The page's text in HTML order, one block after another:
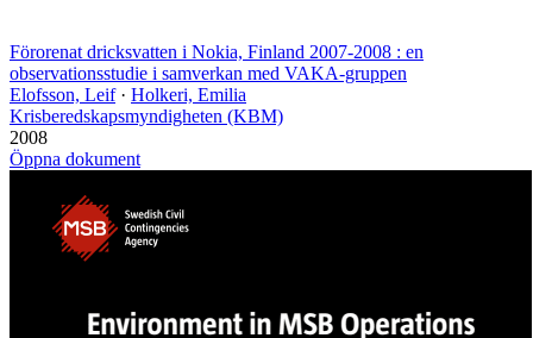
Förorenat dricksvatten i Nokia, Finland 2007-2008 : en
observationsstudie i samverkan med VAKA-gruppen
Elofsson, Leif · Holkeri, Emilia
Krisberedskapsmyndigheten (KBM)
2008
Öppna dokument